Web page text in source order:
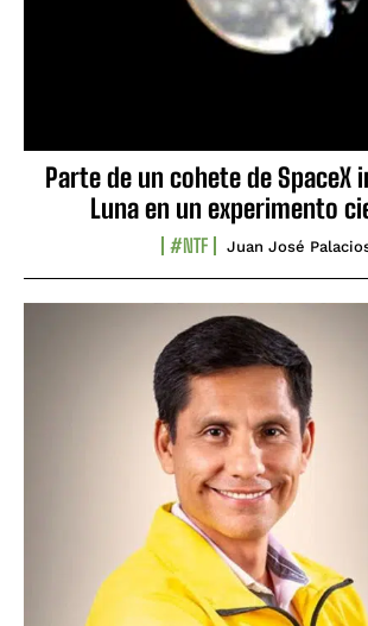
Parte de un cohete de SpaceX
Luna en un experimento
#NTF Juan José